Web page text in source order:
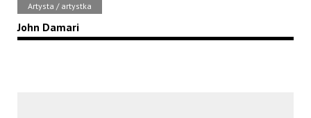
Artysta / artystka
John Damari